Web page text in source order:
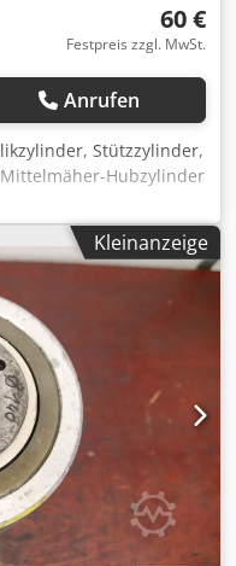
60 €
Festpreis zzgl. MwSt.
Anrufen
Stützzylinder,
Hubzylinder
Ø 23 mm /
Ø20 x 32 mm -Zylinder:
70/H62 mm -Kleinanzeige